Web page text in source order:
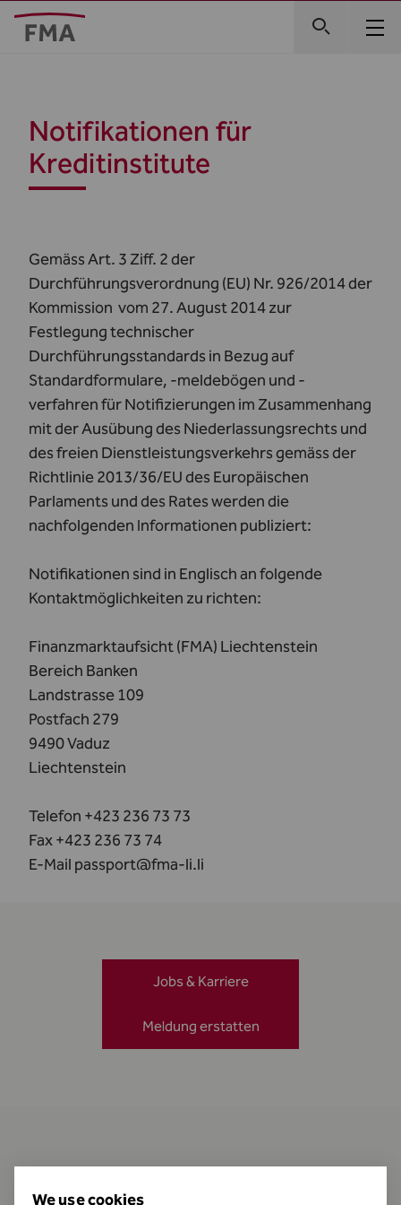
Notifikationen für
Kreditinstitute
Gemäss Art. 3 Ziff. 2 der
Durchführungsverordnung (EU) Nr. 926/2014 der
Kommission vom 27. August 2014 zur
Festlegung technischer
Durchführungsstandards in Bezug auf
Standardformulare, -meldebögen und -
verfahren für Notifizierungen im Zusammenhang
mit der Ausübung des Niederlassungsrechts und
des freien Dienstleistungsverkehrs gemäss der
Richtlinie 2013/36/EU des Europäischen
Parlaments und des Rates werden die
nachfolgenden Informationen publiziert:
Notifikationen sind in Englisch an folgende
Kontaktmöglichkeiten zu richten:
Finanzmarktaufsicht (FMA) Liechtenstein
Bereich Banken
Landstrasse 109
Postfach 279
9490 Vaduz
Liechtenstein
Telefon +423 236 73 73
Fax +423 236 73 74
E-Mail passport@fma-li.li
Jobs & Karriere
Meldung erstatten
We use cookies